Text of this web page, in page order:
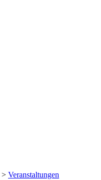
> Veranstaltungen